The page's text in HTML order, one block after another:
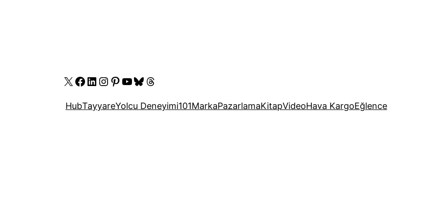
X Facebook
LinkedIn
Instagram
Pinterest
YouTube
Bluesky
Threads
HubTayyareYolcu Deneyimi101MarkaPazarlamaKitapVideoHava KargoEğlence